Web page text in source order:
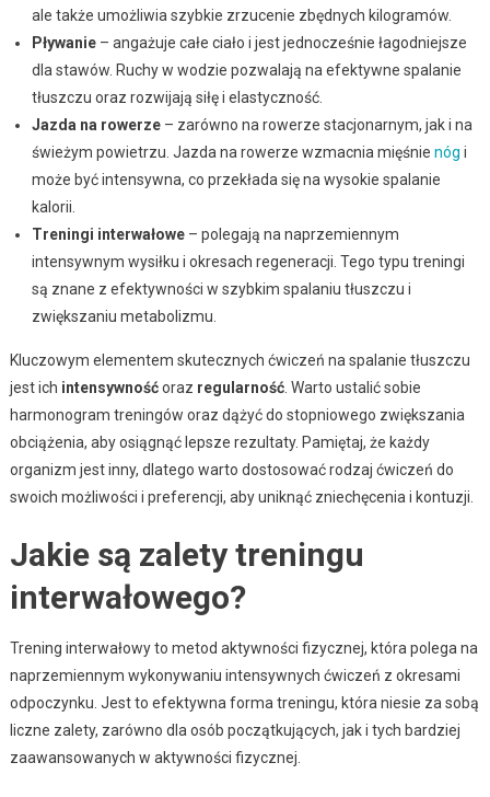
ale także umożliwia szybkie zrzucenie zbędnych kilogramów.
Pływanie– angażuje całe ciało i jest jednocześnie łagodniejsze
dla stawów. Ruchy w wodzie pozwalają na efektywne spalanie
tłuszczu oraz rozwijają siłę i elastyczność.
Jazda na rowerze– zarówno na rowerze stacjonarnym, jak i na
świeżym powietrzu. Jazda na rowerze wzmacnia mięśnie nóg i
może być intensywna, co przekłada się na wysokie spalanie
kalorii.
Treningi interwałowe– polegają na naprzemiennym
intensywnym wysiłku i okresach regeneracji. Tego typu treningi
są znane z efektywności w szybkim spalaniu tłuszczu i
zwiększaniu metabolizmu.
Kluczowym elementem skutecznych ćwiczeń na spalanie tłuszczu
jest ich intensywnośćoraz regularność. Warto ustalić sobie
harmonogram treningów oraz dążyć do stopniowego zwiększania
obciążenia, aby osiągnąć lepsze rezultaty. Pamiętaj, że każdy
organizm jest inny, dlatego warto dostosować rodzaj ćwiczeń do
swoich możliwości i preferencji, aby uniknąć zniechęcenia i kontuzji.
Jakie są zalety treningu
interwałowego?
Trening interwałowy to metod aktywności fizycznej, która polega na
naprzemiennym wykonywaniu intensywnych ćwiczeń z okresami
odpoczynku. Jest to efektywna forma treningu, która niesie za sobą
liczne zalety, zarówno dla osób początkujących, jak i tych bardziej
zaawansowanych w aktywności fizycznej.